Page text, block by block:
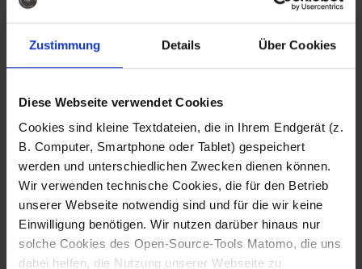
Zustimmung Details Über Cookies
Diese Webseite verwendet Cookies
Cookies sind kleine Textdateien, die in Ihrem Endgerät (z.
B. Computer, Smartphone oder Tablet) gespeichert
werden und unterschiedlichen Zwecken dienen können.
Wir verwenden technische Cookies, die für den Betrieb
unserer Webseite notwendig sind und für die wir keine
Einwilligung benötigen. Wir nutzen darüber hinaus nur
solche Cookies des Open-Source-Tools Matomo, die uns
dabei helfen, die Nutzung unserer Webseite zu
Fotografo: Lorenz
Sternbach
Download
Fotografo: Lorenz
Sternbach
Download